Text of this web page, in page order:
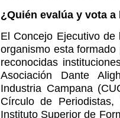
¿Quién evalúa y vota
El Concejo Ejecutivo
organismo esta
reconocidas
Asociación Dante
Industria Campana
Círculo de
Instituto Superior de